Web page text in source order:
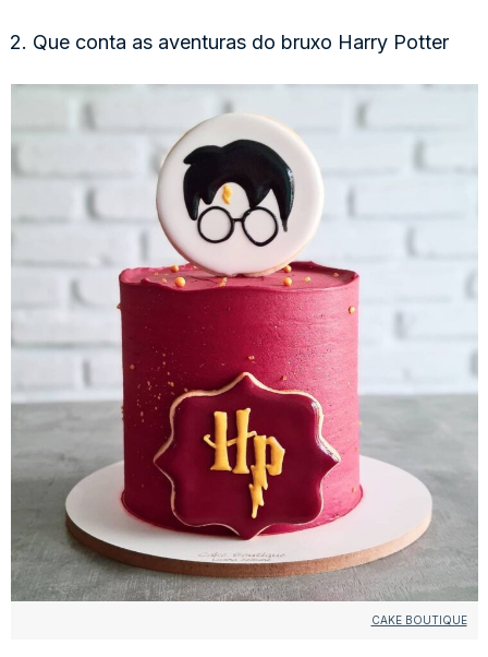
2. Que conta as aventuras do bruxo Harry Potter
CAKE BOUTIQUE